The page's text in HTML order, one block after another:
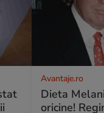
Avantaje.ro
Dieta
oricine!